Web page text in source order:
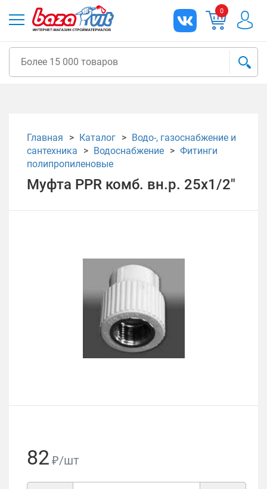
0
Главная Каталог
Водо-, газоснабжение и
сантехника
Водоснабжение
Фитинги
полипропиленовые
Муфта PPR комб. вн.р. 25х1/2"
82 ₽/шт